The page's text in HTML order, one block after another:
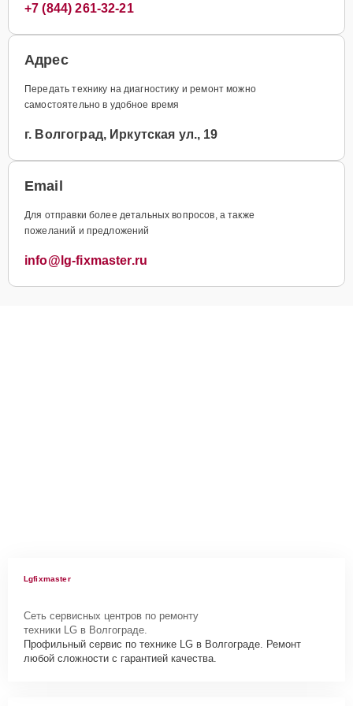
+7 (844) 261-32-21
Адрес
Передать технику на диагностику и ремонт можно
самостоятельно в удобное время
г. Волгоград, Иркутская ул., 19
Email
Для отправки более детальных вопросов, а также
пожеланий и предложений
info@lg-fixmaster.ru
Lgfixmaster
Сеть сервисных центров по ремонту
техники LG в Волгограде.
Профильный сервис по технике LG в Волгограде. Ремонт
любой сложности с гарантией качества.